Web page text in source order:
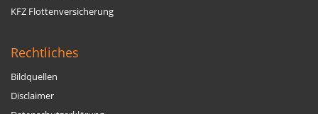
KFZ Flottenversicherung
Rechtliches
Bildquellen
Disclaimer